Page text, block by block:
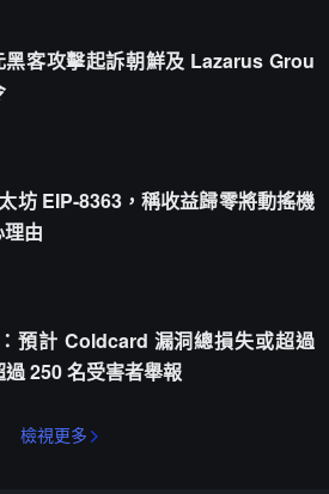
客攻擊起訴朝鮮及 Lazarus Grou
坊 EIP-8363，稱收益歸零將動搖機
由
預計 Coldcard 漏洞總損失或超過
250 名受害者舉報
檢視更多